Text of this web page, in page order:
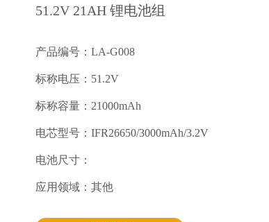
51.2V 21AH 锂电池组
产品编号：LA-G008
标称电压：51.2V
标称容量：21000mAh
电芯型号：IFR26650/3000mAh/3.2V
电池尺寸：
应用领域：其他